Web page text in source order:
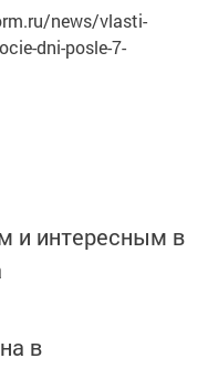
news/vlasti-
dni-posle-7-
и интересным в
в